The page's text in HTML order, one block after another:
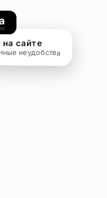
сайте
неудобства